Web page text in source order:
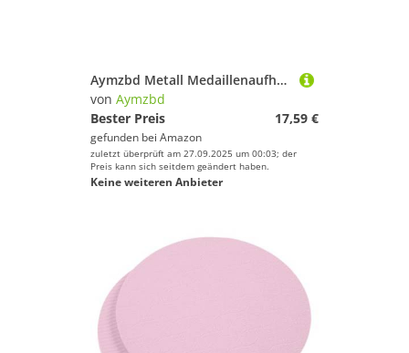
Aymzbd Metall Medaillenaufhänger, Wandhalterung, Auszeichnungen, Halter für Karate, Gymnastik, Fußball
von Aymzbd
Bester Preis
17,59 €
gefunden bei Amazon
zuletzt überprüft am 27.09.2025 um 00:03; der
Preis kann sich seitdem geändert haben.
Keine weiteren Anbieter